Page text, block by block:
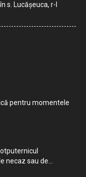
s. Lucășeuca, r-l
pentru momentele
necaz sau de...